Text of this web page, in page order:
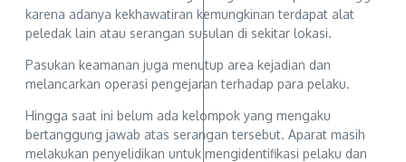
karena adanya kekhawatiran kemungkinan terdapat alat
peledak lain atau serangan susulan di sekitar lokasi.
Pasukan keamanan juga menutup area kejadian dan
melancarkan operasi pengejaran terhadap para pelaku.
Hingga saat ini belum ada kelompok yang mengaku
bertanggung jawab atas serangan tersebut. Aparat masih
melakukan penyelidikan untuk mengidentifikasi pelaku dan